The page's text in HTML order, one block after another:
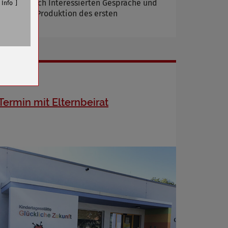
technisch Interessierten Gespräche und
und Produktion des ersten
mit Elternbeirat
Info